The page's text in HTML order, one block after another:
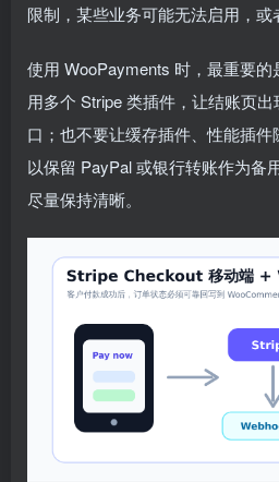
限制，某些业务可能无法启用，或
使用 WooPayments 时，最重要
用多个 Stripe 类插件，让结账页
口；也不要让缓存插件、性能插
以保留 PayPal 或银行转账作为备
尽量保持清晰。